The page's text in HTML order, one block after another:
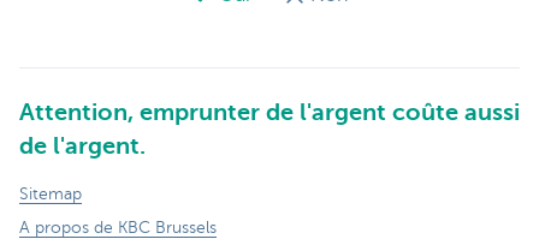
Attention, emprunter de l'argent coûte aussi
de l'argent.
Sitemap
A propos de KBC Brussels